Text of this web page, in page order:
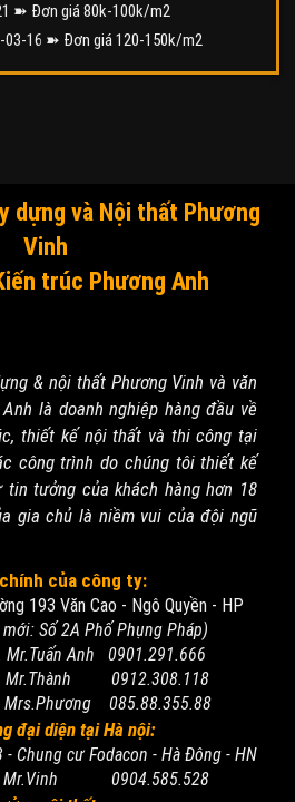
➽ Đơn giá 80k-100k/m2
03-16 ➽ Đơn giá 120-150k/m2
dựng và Nội thất Phương
Vinh
trúc Phương Anh
& nội thất Phương Vinh và văn
là doanh nghiệp hàng đầu về
thiết kế nội thất và thi công tại
công trình do chúng tôi thiết kế
tưởng của khách hàng hơn 18
gia chủ là niềm vui của đội ngũ
của công ty:
193 Văn Cao - Ngô Quyền - HP
Số 2A Phố Phụng Pháp)
Mr.Tuấn Anh 0901.291.666
0912.308.118
085.88.355.88
đại diện tại Hà nội:
Chung cư Fodacon - Hà Đông - HN
Mr.Vinh 0904.585.528